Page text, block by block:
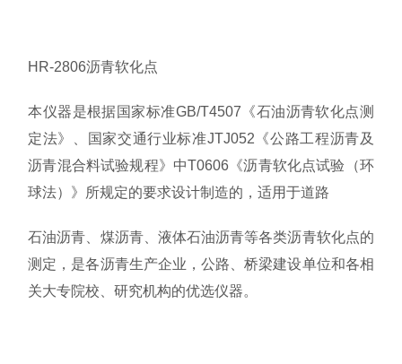
HR-2806沥青软化点
本仪器是根据国家标准GB/T4507《石油沥青软化点测
定法》、国家交通行业标准JTJ052《公路工程沥青及
沥青混合料试验规程》中T0606《沥青软化点试验（环
球法）》所规定的要求设计制造的，适用于道路
石油沥青、煤沥青、液体石油沥青等各类沥青软化点的
测定，是各沥青生产企业，公路、桥梁建设单位和各相
关大专院校、研究机构的优选仪器。